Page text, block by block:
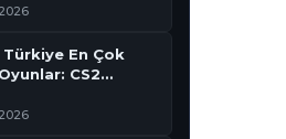
En Çok
CS2